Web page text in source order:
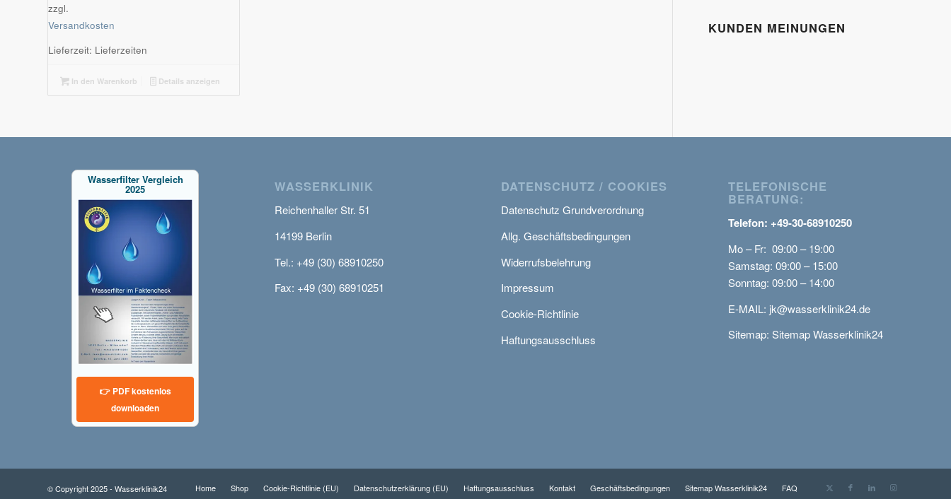
zzgl.
Versandkosten
Lieferzeit: Lieferzeiten
In den Warenkorb Details anzeigen
KUNDEN MEINUNGEN
Wasserfilter Vergleich
2025
👉 PDF kostenlos
downloaden
WASSERKLINIK
Reichenhaller Str. 51
14199 Berlin
Tel.: +49 (30) 68910250
Fax: +49 (30) 68910251
DATENSCHUTZ / COOKIES
Datenschutz Grundverordnung
Allg. Geschäftsbedingungen
Widerrufsbelehrung
Impressum
Cookie-Richtlinie
Haftungsausschluss
TELEFONISCHE
BERATUNG:
Telefon: +49-30-68910250
Mo – Fr: 09:00 – 19:00
Samstag: 09:00 – 15:00
Sonntag: 09:00 – 14:00
E-MAIL: jk@wasserklinik24.de
Sitemap: Sitemap Wasserklinik24
© Copyright 2025 - Wasserklinik24 Home Shop Cookie-Richtlinie (EU) Datenschutzerklärung (EU) Haftungsausschluss Kontakt Geschäftsbedingungen Sitemap Wasserklinik24 FAQ